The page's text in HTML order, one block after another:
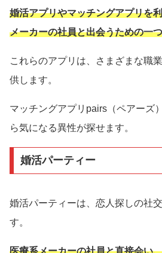
婚活アプリやマッチングアプリを
メーカーの社員と出会うための一
これらのアプリは、さまざまな職
供します。
マッチングアプリpairs（ペアーズ
ら気になる異性が探せます。
婚活パーティー
婚活パーティーは、恋人探しの社
す。
医療系メーカーの社員と直接会い